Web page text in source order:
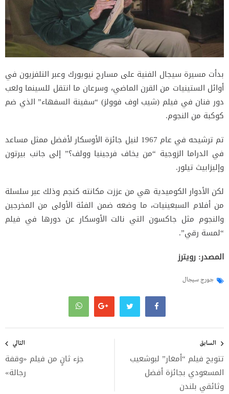
بدأت مسيرة سيجال الفنية على مسارح نيويورك وعبر التلفزيون في
أوائل الستينيات من القرن الماضي، وسرعان ما انتقل للسينما ولعب
دور فنان في فيلم (شيب اوف فوولز) “سفينة السفهاء” الذي ضم
كوكبة من النجوم.
تم ترشيحه في عام 1967 لنيل جائزة الأوسكار لأفضل ممثل مساعد
في الدراما الزوجية “من يخاف فرجينيا وولف؟” إلى جانب بيرتون
وإليزابيث تيلور.
لكن الأدوار الكوميدية هي من عززت مكانته كنجم وذلك عبر سلسلة
من أفلام السبعينيات، ما وضعه ضمن الفئة الأولى من المخرجين
والنجوم مثل جاكسون التي نالت الأوسكار عن دورها في فيلم
“لمسة رقي”.
المصدر: رويترز
جورج سيجال
المقالات
السابق
تتويج فيلم “أمغار” لبوشعيب
المسعودي بجائزة أفضل
وثائقي بلندن
التالي
جزء ثانٍ من فيلم «وقفة
رجالة»